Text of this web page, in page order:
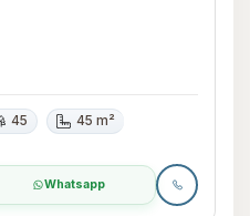
45 45 m²
Whatsapp